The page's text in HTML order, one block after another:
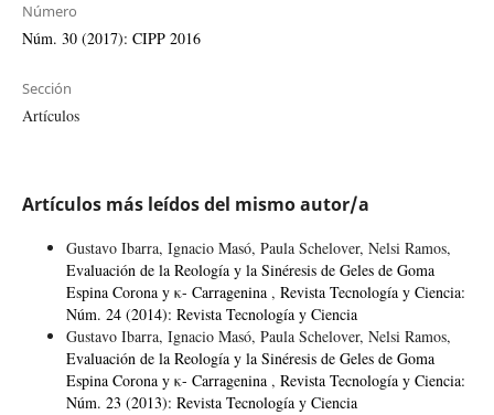
Número
Núm. 30 (2017): CIPP 2016
Sección
Artículos
Artículos más leídos del mismo autor/a
Gustavo Ibarra, Ignacio Masó, Paula Schelover, Nelsi Ramos,
Evaluación de la Reología y la Sinéresis de Geles de Goma
Espina Corona y κ- Carragenina , Revista Tecnología y Ciencia:
Núm. 24 (2014): Revista Tecnología y Ciencia
Gustavo Ibarra, Ignacio Masó, Paula Schelover, Nelsi Ramos,
Evaluación de la Reología y la Sinéresis de Geles de Goma
Espina Corona y κ- Carragenina , Revista Tecnología y Ciencia:
Núm. 23 (2013): Revista Tecnología y Ciencia